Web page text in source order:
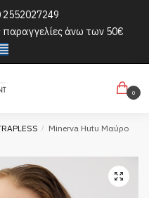
2552027249
παραγγελίες άνω των 50€
0
/
Minerva Hutu Μαύρο